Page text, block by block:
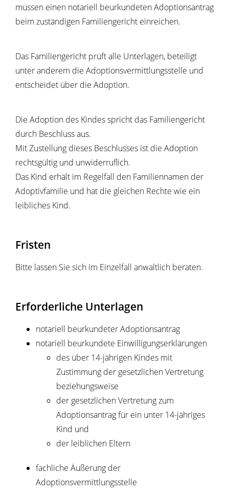
müssen einen notariell beurkundeten Adoptionsantrag
beim zuständigen Familiengericht einreichen.
Das Familiengericht prüft alle Unterlagen, beteiligt
unter anderem die Adoptionsvermittlungsstelle und
entscheidet über die Adoption.
Die Adoption des Kindes spricht das Familiengericht
durch Beschluss aus.
Mit Zustellung dieses Beschlusses ist die Adoption
rechtsgültig und unwiderruflich.
Das Kind erhält im Regelfall den Familiennamen der
Adoptivfamilie und hat die gleichen Rechte wie ein
leibliches Kind.
Fristen
Bitte lassen Sie sich im Einzelfall anwaltlich beraten.
Erforderliche Unterlagen
notariell beurkundeter Adoptionsantrag
notariell beurkundete Einwilligungserklärungen
des über 14-jährigen Kindes mit
Zustimmung der gesetzlichen Vertretung
beziehungsweise
der gesetzlichen Vertretung zum
Adoptionsantrag für ein unter 14-jähriges
Kind und
der leiblichen Eltern
fachliche Äußerung der
Adoptionsvermittlungsstelle